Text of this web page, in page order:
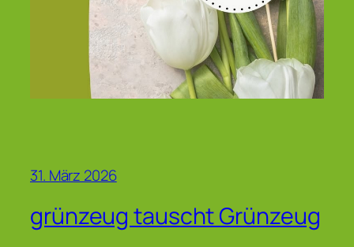
31. März 2026
grünzeug tauscht Grünzeug